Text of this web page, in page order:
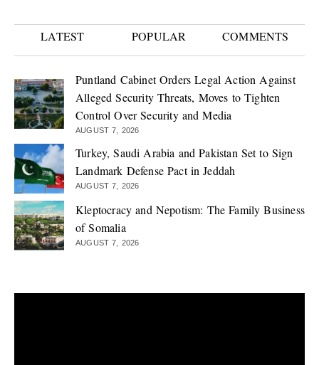
LATEST POPULAR COMMENTS
Puntland Cabinet Orders Legal Action Against
Alleged Security Threats, Moves to Tighten
Control Over Security and Media
AUGUST 7, 2026
Turkey, Saudi Arabia and Pakistan Set to Sign
Landmark Defense Pact in Jeddah
AUGUST 7, 2026
Kleptocracy and Nepotism: The Family Business
of Somalia
AUGUST 7, 2026